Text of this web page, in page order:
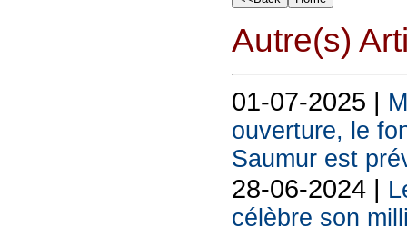
Autre(s)
01-07-2025 |
ouverture, le
Saumur est
28-06-2024 |
célèbre son